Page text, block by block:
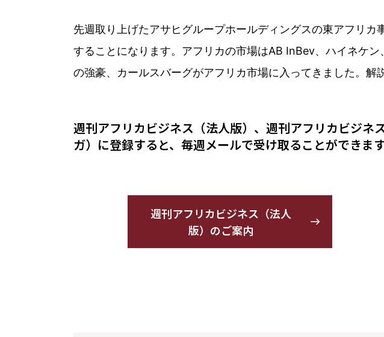
先週取り上げたアサヒグループホールディングスの東アフリ
することになります。アフリカの市場はAB InBev、ハイネケ
の強豪、カールスバーグがアフリカ市場に入ってきました。解
週刊アフリカビジネス（法人版）、週刊アフリカビジ
ガ）に登録すると、毎週メールで受け取ることができま
週刊アフリカビジネス（法人
版）のご案内